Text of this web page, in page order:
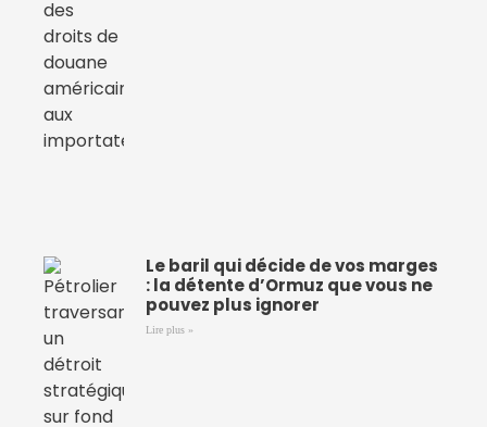
Le baril qui décide de vos marges
: la détente d’Ormuz que vous ne
pouvez plus ignorer
Lire plus »